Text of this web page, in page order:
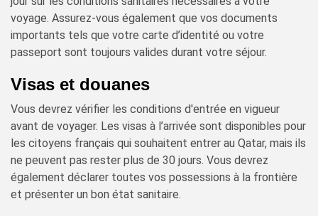
voyage. Assurez-vous également que vos documents
importants tels que votre carte d’identité ou votre
passeport sont toujours valides durant votre séjour.
Visas et douanes
Vous devrez vérifier les conditions d'entrée en vigueur
avant de voyager. Les visas à l’arrivée sont disponibles pour
les citoyens français qui souhaitent entrer au Qatar, mais ils
ne peuvent pas rester plus de 30 jours. Vous devrez
également déclarer toutes vos possessions à la frontière
et présenter un bon état sanitaire.